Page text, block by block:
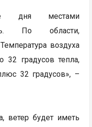
дня местами
По области,
воздуха
32 градусов тепла,
32 градусов», –
ветер будет иметь